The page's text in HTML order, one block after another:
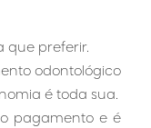
que preferir.
odontológico
é toda sua.
o pagamento e é